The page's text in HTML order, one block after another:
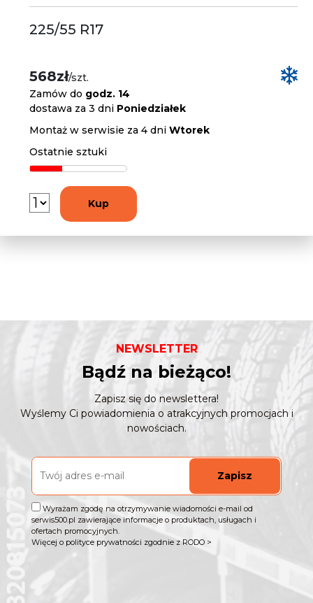
225/55 R17
568zł/szt.
Zamów do godz. 14
dostawa za 3 dni Poniedziałek
Montaż w serwisie za 4 dniWtorek
Ostatnie sztuki
Kup
NEWSLETTER
Bądź na bieżąco!
Zapisz się do newslettera!
Wyślemy Ci powiadomienia o atrakcyjnych promocjach i
nowościach.
Zapisz
Wyrażam zgodę na otrzymywanie wiadomości e-mail od
serwis500.pl zawierające informacje o produktach, usługach i
ofertach promocyjnych.
Więcej o polityce prywatności zgodnie z RODO >